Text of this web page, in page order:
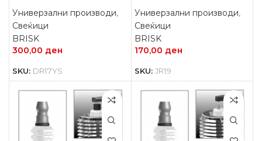
Универзални производи,
Свеќици
BRISK
300,00 ден
SKU: DR17YS
Универзални производи,
Свеќици
BRISK
170,00 ден
SKU: JR19